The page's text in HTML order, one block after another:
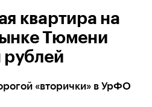
квартира на
Тюмени
рублей
«вторички» в УрФО